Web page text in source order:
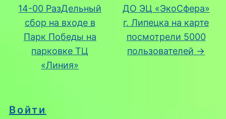
Войти
14-00 РазДельный
сбор на входе в
Парк Победы на
парковке ТЦ
«Линия»
ДО ЭЦ «ЭкоСфера»
г. Липецка на карте
посмотрели 5000
пользователей →